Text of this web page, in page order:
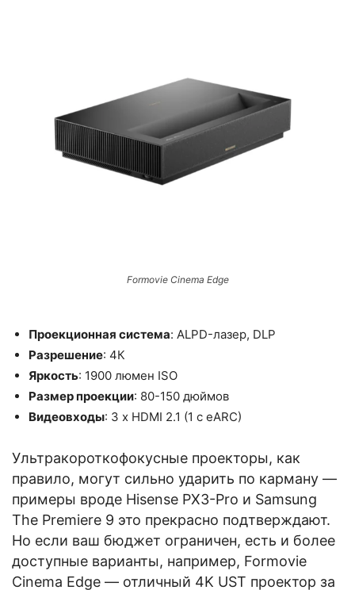
Formovie Cinema Edge
Проекционная система: ALPD-лазер, DLP
Разрешение: 4К
Яркость: 1900 люмен ISO
Размер проекции: 80-150 дюймов
Видеовходы: 3 x HDMI 2.1 (1 с eARC)
Ультракороткофокусные проекторы, как
правило, могут сильно ударить по карману —
примеры вроде Hisense PX3-Pro и Samsung
The Premiere 9 это прекрасно подтверждают.
Но если ваш бюджет ограничен, есть и более
доступные варианты, например, Formovie
Cinema Edge — отличный 4K UST проектор за